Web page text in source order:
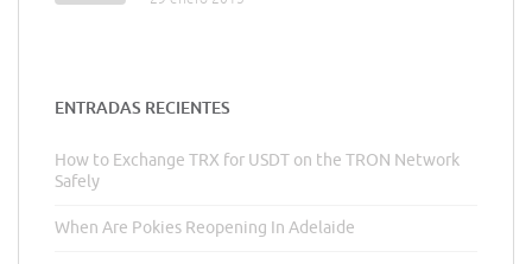
ENTRADAS RECIENTES
How to Exchange TRX for USDT on the TRON Network
Safely
When Are Pokies Reopening In Adelaide